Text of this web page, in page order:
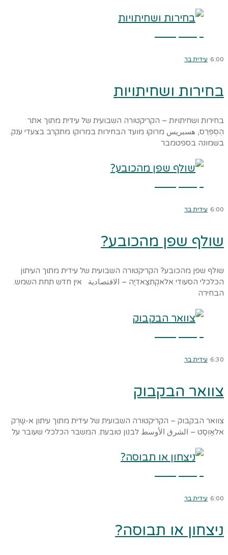
6:00 עידית בר
בחירות ושחיתויות
בחירות ושחיתויות – הקריקטורה השבועית של עידית מתוך אתר
הֵסְפְּרֵס, هسبريس מרוקו מועד הבחירות במרוקו מתקרב בצעדי ענק.
בשמונה בספטמבר
6:00 עידית בר
שולף שפן מהכובע?
שולף שפן מהכובע? הקריקטורה השבועית של עידית מתוך העיתון
הכלכלי הסעודי אלאקְתִצַאדִיַה – الاقتصادية אין חדש תחת השמש.
הבחירה
6:30 עידית בר
צוואר הבקבוק
צוואר הבקבוק – הקריקטורה השבועית של עידית מתוך עיתון א-שַרְק
אלאַוְסַט – الشرق الأوسط לבנון טובעת. המשבר הכלכלי שעובר על
6:00 עידית בר
ניצחון או תבוסה?